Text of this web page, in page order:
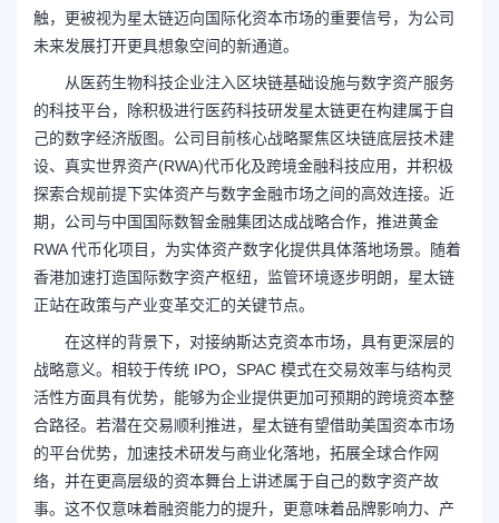
触，更被视为星太链迈向国际化资本市场的重要信号，为公司
未来发展打开更具想象空间的新通道。
从医药生物科技企业注入区块链基础设施与数字资产服务
的科技平台，除积极进行医药科技研发星太链更在构建属于自
己的数字经济版图。公司目前核心战略聚焦区块链底层技术建
设、真实世界资产(RWA)代币化及跨境金融科技应用，并积极
探索合规前提下实体资产与数字金融市场之间的高效连接。近
期，公司与中国国际数智金融集团达成战略合作，推进黄金
RWA 代币化项目，为实体资产数字化提供具体落地场景。随着
香港加速打造国际数字资产枢纽，监管环境逐步明朗，星太链
正站在政策与产业变革交汇的关键节点。
在这样的背景下，对接纳斯达克资本市场，具有更深层的
战略意义。相较于传统 IPO，SPAC 模式在交易效率与结构灵
活性方面具有优势，能够为企业提供更加可预期的跨境资本整
合路径。若潜在交易顺利推进，星太链有望借助美国资本市场
的平台优势，加速技术研发与商业化落地，拓展全球合作网
络，并在更高层级的资本舞台上讲述属于自己的数字资产故
事。这不仅意味着融资能力的提升，更意味着品牌影响力、产